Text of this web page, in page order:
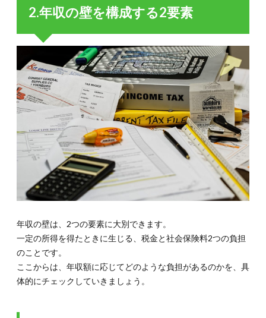
3-1.社
会保険
者適用
外とな
る130
万円の
意
3.2.
3-2.所
得税の
控除は
子ども
のアル
慮
3.3.
3-3.一
人暮ら
しの社
2.年収の壁を構成する2要素
年収の壁は、2つの要素に大別できます。
一定の所得を得たときに生じる、税金と社会保険料2つの負担
のことです。
ここからは、年収額に応じてどのような負担があるのかを、具
体的にチェックしていきましょう。